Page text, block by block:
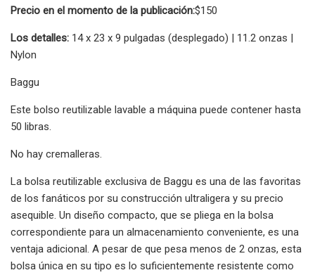
Precio en el momento de la publicación:$150
Los detalles: 14 x 23 x 9 pulgadas (desplegado) | 11.2 onzas |
Nylon
Baggu
Este bolso reutilizable lavable a máquina puede contener hasta
50 libras.
No hay cremalleras.
La bolsa reutilizable exclusiva de Baggu es una de las favoritas
de los fanáticos por su construcción ultraligera y su precio
asequible. Un diseño compacto, que se pliega en la bolsa
correspondiente para un almacenamiento conveniente, es una
ventaja adicional. A pesar de que pesa menos de 2 onzas, esta
bolsa única en su tipo es lo suficientemente resistente como